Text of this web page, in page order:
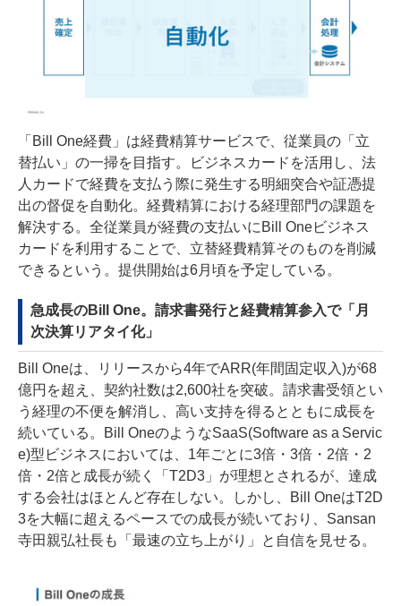
「Bill One経費」は経費精算サービスで、従業員の「立
替払い」の一掃を目指す。ビジネスカードを活用し、法
人カードで経費を支払う際に発生する明細突合や証憑提
出の督促を自動化。経費精算における経理部門の課題を
解決する。全従業員が経費の支払いにBill Oneビジネス
カードを利用することで、立替経費精算そのものを削減
できるという。提供開始は6月頃を予定している。
急成長のBill One。請求書発行と経費精算参入で「月
次決算リアタイ化」
Bill Oneは、リリースから4年でARR(年間固定収入)が68
億円を超え、契約社数は2,600社を突破。請求書受領とい
う経理の不便を解消し、高い支持を得るとともに成長を
続いている。Bill OneのようなSaaS(Software as a Servic
e)型ビジネスにおいては、1年ごとに3倍・3倍・2倍・2
倍・2倍と成長が続く「T2D3」が理想とされるが、達成
する会社はほとんど存在しない。しかし、Bill OneはT2D
3を大幅に超えるペースでの成長が続いており、Sansan
寺田親弘社長も「最速の立ち上がり」と自信を見せる。